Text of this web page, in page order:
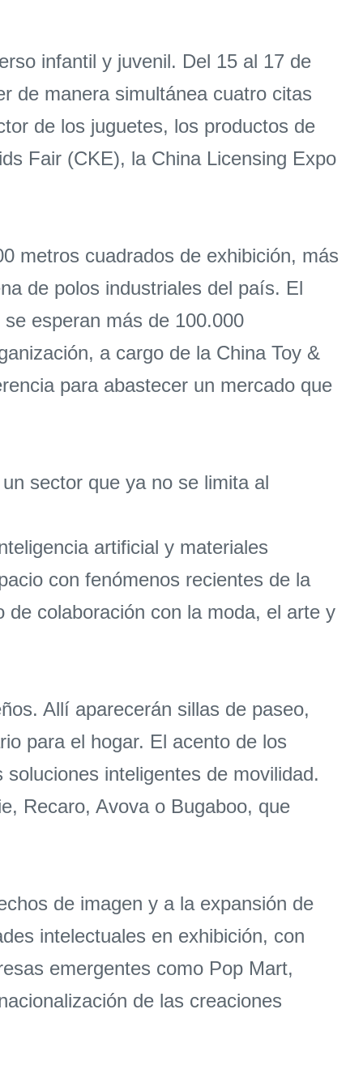
infantil y juvenil. Del 15 al 17 de
de manera simultánea cuatro citas
de los juguetes, los productos de
Fair (CKE), la China Licensing Expo
metros cuadrados de exhibición, más
de polos industriales del país. El
esperan más de 100.000
a cargo de la China Toy &
para abastecer un mercado que
sector que ya no se limita al
artificial y materiales
con fenómenos recientes de la
colaboración con la moda, el arte y
Allí aparecerán sillas de paseo,
para el hogar. El acento de los
inteligentes de movilidad.
Recaro, Avova o Bugaboo, que
de imagen y a la expansión de
intelectuales en exhibición, con
emergentes como Pop Mart,
de las creaciones